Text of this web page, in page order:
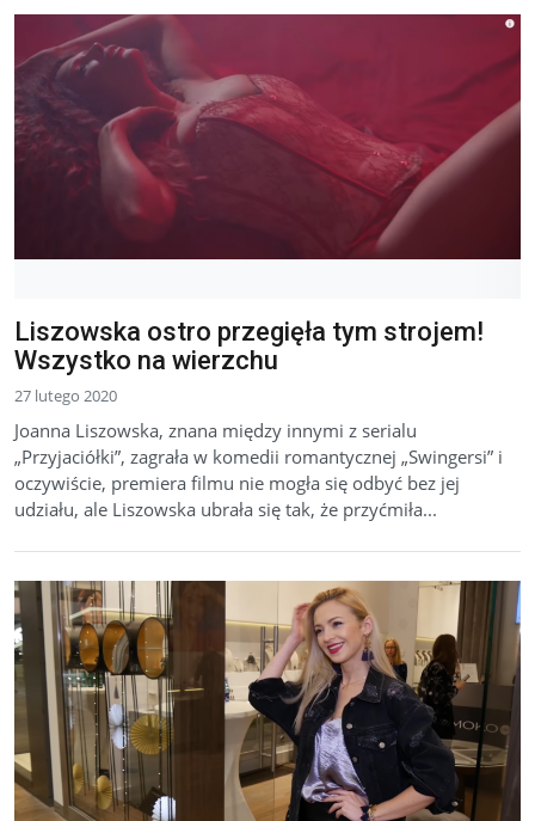
Liszowska ostro przegięła tym strojem!
Wszystko na wierzchu
27 lutego 2020
Joanna Liszowska, znana między innymi z serialu
„Przyjaciółki”, zagrała w komedii romantycznej „Swingersi” i
oczywiście, premiera filmu nie mogła się odbyć bez jej
udziału, ale Liszowska ubrała się tak, że przyćmiła...